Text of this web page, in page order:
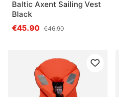
Baltic Axent Sailing Vest
Black
€45.90 €46.90